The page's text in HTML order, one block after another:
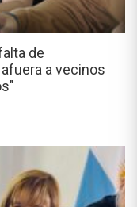
de
a vecinos